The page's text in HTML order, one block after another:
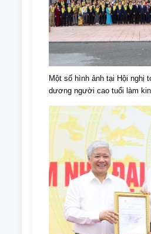
Một số hình ảnh tại Hội nghị
dương người cao tuổi làm